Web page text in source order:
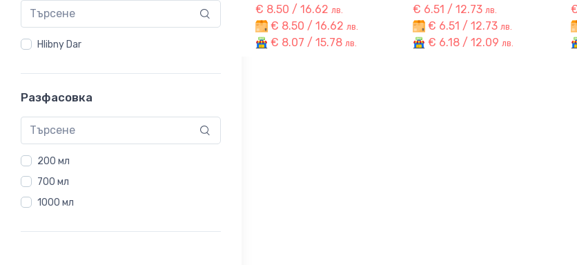
Hlibny Dar
Разфасовка
200 мл
700 мл
1000 мл
€ 8.50 / 16.62 лв.
€ 8.50 / 16.62 лв.
€ 8.07 / 15.78 лв.
€ 6.51 / 12.73 лв.
€ 6.51 / 12.73 лв.
€ 6.18 / 12.09 лв.